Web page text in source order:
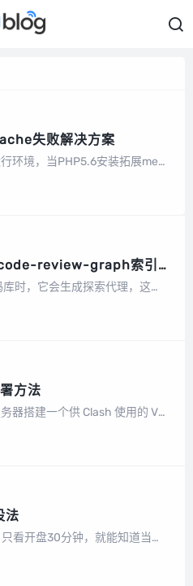
失败解决方案
环境，当PHP5.6安装拓展mem
不被 me...
review-graph索引
时，它会生成探索代理，这些
tokens。这里引入两个开源项
方法
器搭建一个供 Clash 使用的 VP
理服务（如 Xray、V2Ray），
法
看开盘30分钟，就能知道当天
回落，而且回落的时候快速跌